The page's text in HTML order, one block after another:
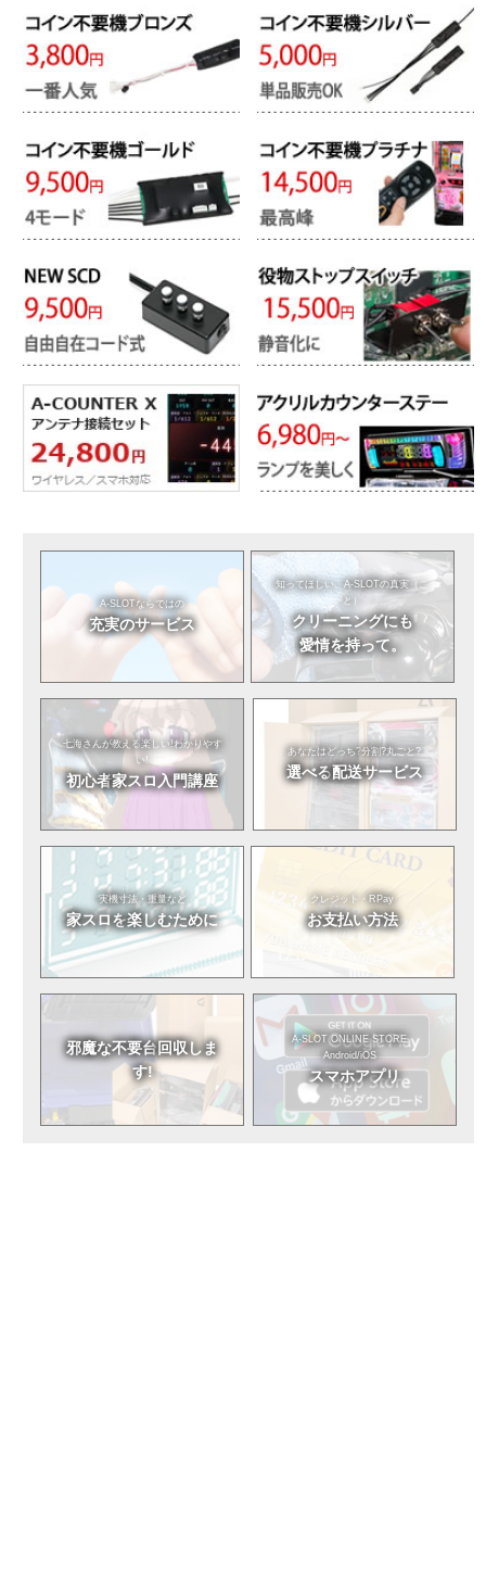
A-SLOTならではの
充実のサービス
知ってほしい。A-SLOTの真実（こ
と）
クリーニングにも
愛情を持って。
七海さんが教える楽しい!わかりやす
い!
初心者家スロ入門講座
あなたはどっち?分割?丸ごと?
選べる配送サービス
実機寸法・重量など
家スロを楽しむために
クレジット・RPay
お支払い方法
邪魔な不要台回収しま
す!
A-SLOT ONLINE STORE
Android/iOS
スマホアプリ